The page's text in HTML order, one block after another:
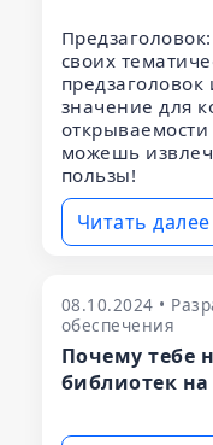
своих
значение для
можешь
пользы!
Читать далее
08.10.2024 •
обеспечения
Почему тебе
библиотек